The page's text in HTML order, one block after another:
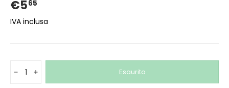
€565
IVA inclusa
-
+ Esaurito